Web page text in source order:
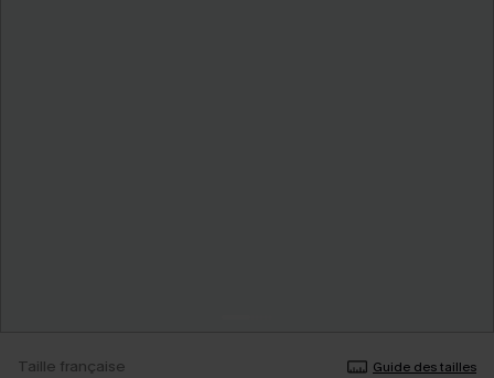
Taille française Guide des tailles